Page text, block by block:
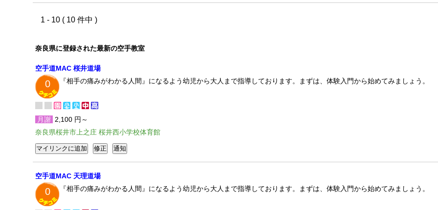
1 - 10 ( 10 件中 )
奈良県に登録された最新の空手教室
空手道MAC 桜井道場
0 『相手の痛みがわかる人間』になるよう幼児から大人まで指導しております。まずは、体験入門から始めてみましょう。
月謝 2,100 円～
奈良県桜井市上之庄 桜井西小学校体育館
空手道MAC 天理道場
0 『相手の痛みがわかる人間』になるよう幼児から大人まで指導しております。まずは、体験入門から始めてみましょう。